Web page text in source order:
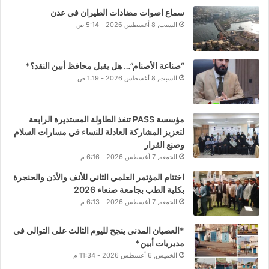
سماع اصوات مضادات الطيران في عدن
السبت, 8 أغسطس 2026 - 5:14 ص
“صناعة الأصنام”… هل يقبل محافظ أبين النقد؟*
السبت, 8 أغسطس 2026 - 1:19 ص
مؤسسة PASS تنفذ الطاولة المستديرة الرابعة
لتعزيز المشاركة العادلة للنساء في مسارات السلام
وصنع القرار
الجمعة, 7 أغسطس 2026 - 6:16 م
اختتام المؤتمر العلمي الثاني للأنف والأذن والحنجرة
بكلية الطب بجامعة صنعاء 2026
الجمعة, 7 أغسطس 2026 - 6:13 م
*العصيان المدني ينجح لليوم الثالث على التوالي في
مديريات أبين*
الخميس, 6 أغسطس 2026 - 11:34 م